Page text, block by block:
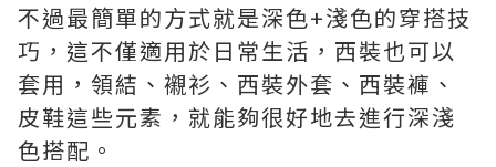
不過最簡單的方式就是深色+淺色的穿搭技
巧，這不僅適用於日常生活，西裝也可以
套用，領結、襯衫、西裝外套、西裝褲、
皮鞋這些元素，就能夠很好地去進行深淺
色搭配。